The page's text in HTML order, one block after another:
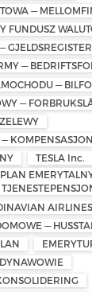
—
FUNDUSZ
—
—
—
—
TESLA Inc.
—